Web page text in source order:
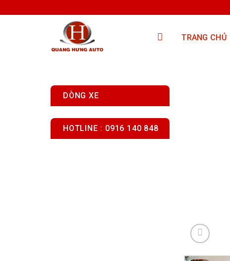
to
TRANG CHỦ
DÒNG XE
HOTLINE : 0916 140 848